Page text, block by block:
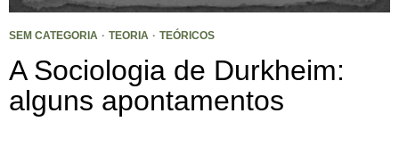
SEM CATEGORIA · TEORIA · TEÓRICOS
A Sociologia de Durkheim:
alguns apontamentos